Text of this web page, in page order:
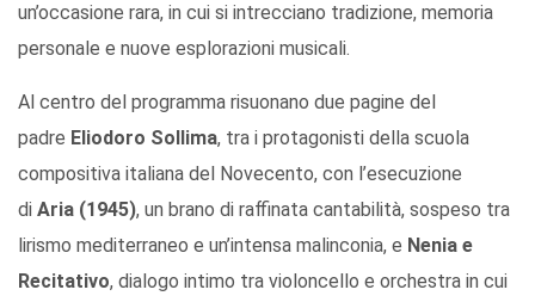
un’occasione rara, in cui si intrecciano tradizione, memoria
personale e nuove esplorazioni musicali.
Al centro del programma risuonano due pagine del
padre Eliodoro Sollima, tra i protagonisti della scuola
compositiva italiana del Novecento, con l’esecuzione
di Aria (1945), un brano di raffinata cantabilità, sospeso tra
lirismo mediterraneo e un’intensa malinconia, e Nenia e
Recitativo, dialogo intimo tra violoncello e orchestra in cui